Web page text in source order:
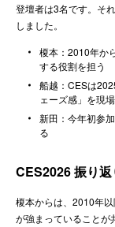
登壇者は3名です。そ
しました。
榎本：2010年か
する役割を担う
船越：CESは
ェーズ感」を現
新田：今年初参
る
CES2026 振り返
榎本からは、2010年
が強まっていることが